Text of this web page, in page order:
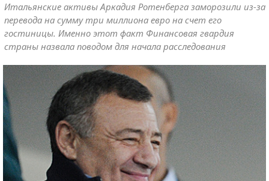
Итальянские активы Аркадия Ротенберга заморозили из-за
перевода на сумму три миллиона евро на счет его
гостиницы. Именно этот факт Финансовая гвардия
страны назвала поводом для начала расследования